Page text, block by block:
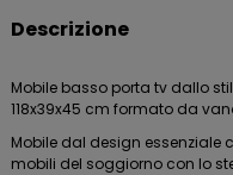
Descrizione
Mobile basso porta tv dallo
118x39x45 cm formato da
Mobile dal design essenziale
mobili del soggiorno con lo